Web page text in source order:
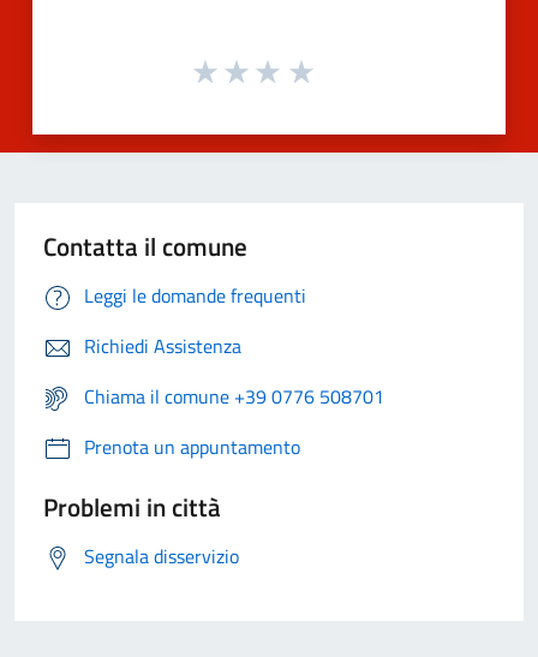
Contatta il comune
Leggi le domande frequenti
Richiedi Assistenza
Chiama il comune +39 0776 508701
Prenota un appuntamento
Problemi in città
Segnala disservizio